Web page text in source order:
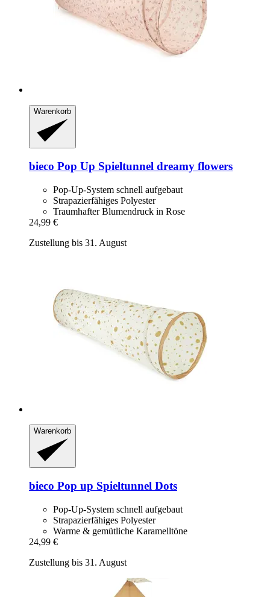
Warenkorb
bieco Pop Up Spieltunnel dreamy flowers
Pop-Up-System schnell aufgebaut
Strapazierfähiges Polyester
Traumhafter Blumendruck in Rose
24,99 €
Zustellung bis 31. August
Warenkorb
bieco Pop up Spieltunnel Dots
Pop-Up-System schnell aufgebaut
Strapazierfähiges Polyester
Warme & gemütliche Karamelltöne
24,99 €
Zustellung bis 31. August